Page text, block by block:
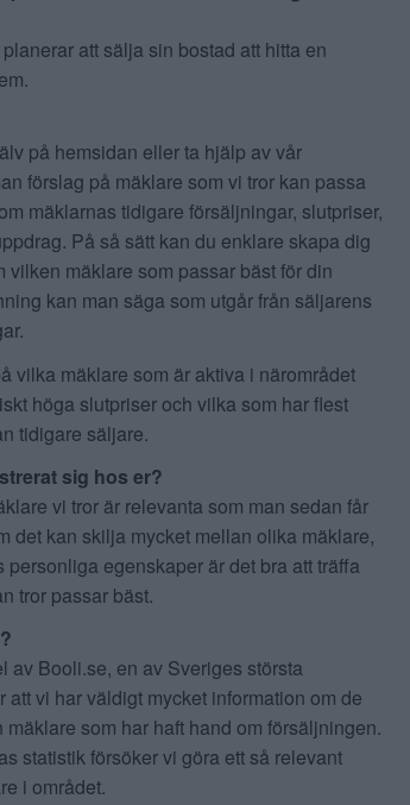
att sälja sin bostad att hitta en
på hemsidan eller ta hjälp av vår
förslag på mäklare som vi tror kan passa
mäklarnas tidigare försäljningar, slutpriser,
På så sätt kan du enklare skapa dig
vilken mäklare som passar bäst för din
kan man säga som utgår från säljarens
vilka mäklare som är aktiva i närområdet
höga slutpriser och vilka som har flest
tidigare säljare.
sig hos er?
vi tror är relevanta som man sedan får
det kan skilja mycket mellan olika mäklare,
personliga egenskaper är det bra att träffa
tror passar bäst.
av Booli.se, en av Sveriges största
att vi har väldigt mycket information om de
som har haft hand om försäljningen.
statistik försöker vi göra ett så relevant
i området.